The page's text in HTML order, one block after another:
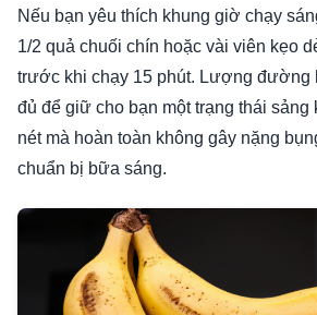
Nếu bạn yêu thích khung giờ chạy
1/2 quả chuối chín hoặc vài viên kẹo
trước khi chạy 15 phút. Lượng đường
đủ để giữ cho bạn một trạng thái
nét mà hoàn toàn không gây nặng
chuẩn bị bữa sáng.